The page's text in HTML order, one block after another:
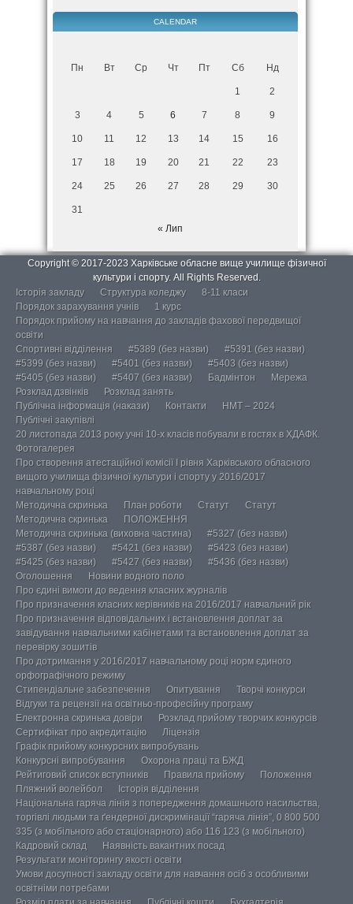
CALENDAR
Пн Вт Ср Чт Пт Сб Нд
1 2
3 4 5 6 7 8 9
10 11 12 13 14 15 16
17 18 19 20 21 22 23
24 25 26 27 28 29 30
31
« Лип
Copyright © 2017-2023 Харківське обласне вище училище фізичної
культури і спорту. All Rights Reserved.
Історія закладу
Структура коледжу
8-11 класи
Порядок зарахування учнів
1 курс
Порядок прийому на навчання до закладів фахової передвищої
освіти
Спортивні відділення
#5389 (без назви)
#5391 (без назви)
#5399 (без назви)
#5401 (без назви)
#5403 (без назви)
#5405 (без назви)
#5407 (без назви) Бадмінтон
Мережа
Розклад дзвінків
Розклад занять
Публічна інформація (накази)
Контакти
НМТ – 2024
Публічні закупівлі
20 листопада 2013 року учні 10-х класів побували в гостях в ХДАФК.
Фотогалерея
Про створення атестаційної комісії І рівня Харківського обласного
вищого училища фізичної культури і спорту у 2016/2017
навчальному році
Методична скринька
План роботи Статут
Статут
Методична скринька
ПОЛОЖЕННЯ
Методична скринька (виховна частина)
#5327 (без назви)
#5387 (без назви)
#5421 (без назви)
#5423 (без назви)
#5425 (без назви)
#5427 (без назви)
#5436 (без назви)
Оголошення
Новини водного поло
Про єдині вимоги до ведення класних журналів
Про призначення класних керівників на 2016/2017 навчальний рік
Про призначення відповідальних і встановлення доплат за
завідування навчальними кабінетами та встановлення доплат за
перевірку зошитів
Про дотримання у 2016/2017 навчальному році норм єдиного
орфографічного режиму
Стипендіальне забезпечення
Опитування
Творчі конкурси
Відгуки та рецензії на освітньо-професійну програму
Електронна скринька довіри
Розклад прийому творчих конкурсів
Сертифікат про акредитацію
Ліцензія
Графік прийому конкурсних випробувань
Конкурсні випробування
Охорона праці та БЖД
Рейтиговий список вступників
Правила прийому
Положення
Пляжний волейбол
Історія відділення
Національна гаряча лінія з попередження домашнього насильства,
торгівлі людьми та ґендерної дискримінації “гаряча лінія”, 0 800 500
335 (з мобільного або стаціонарного) або 116 123 (з мобільного)
Кадровий склад
Наявність вакантних посад
Результати моніторингу якості освіти
Умови досупності закладу освіти для навчання осіб з особливими
освітніми потребами